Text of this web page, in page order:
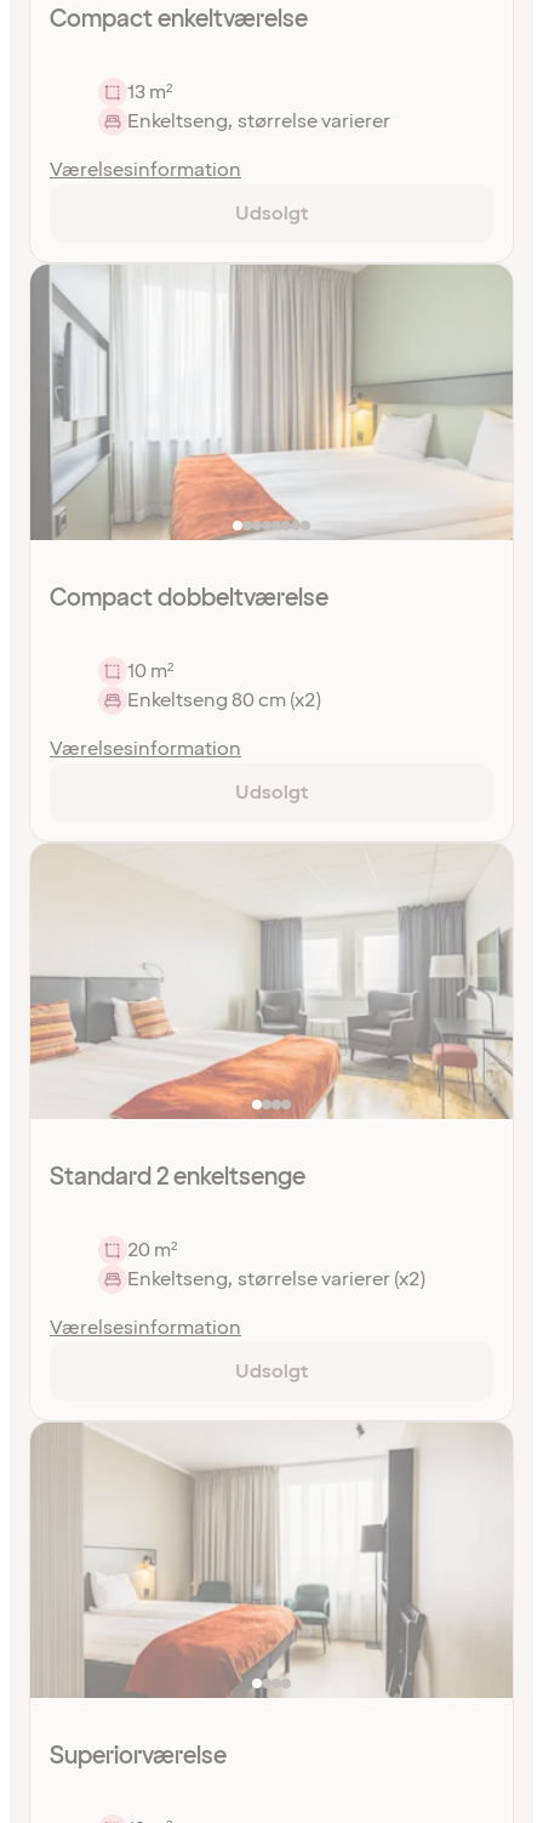
Compact enkeltværelse
13 m²
Enkeltseng, størrelse varierer
Værelsesinformation
Udsolgt
Compact dobbeltværelse
10 m²
Enkeltseng 80 cm (x2)
Værelsesinformation
Udsolgt
Standard 2 enkeltsenge
20 m²
Enkeltseng, størrelse varierer (x2)
Værelsesinformation
Udsolgt
Superiorværelse